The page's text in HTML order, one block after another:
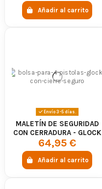
Añadir al carrito
Envío 3-5 días.
MALETÍN DE SEGURIDAD
CON CERRADURA - GLOCK
64,95 €
Añadir al carrito